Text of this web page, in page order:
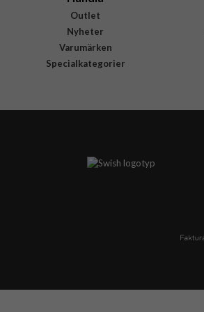
Outlet
Nyheter
Varumärken
Specialkategorier